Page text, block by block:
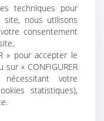
techniques pour
nous utilisons
consentement
» pour accepter le
« CONFIGURER
votre
statistiques),